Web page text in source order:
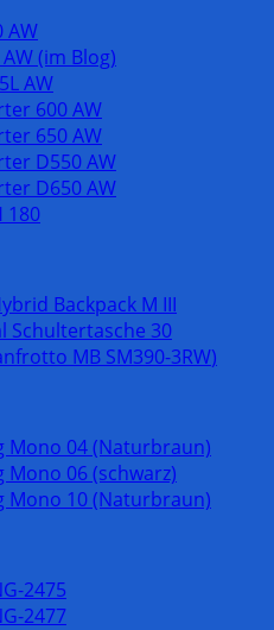
AW
(im Blog)
AW
600 AW
650 AW
D550 AW
D650 AW
180
Backpack M III
Schultertasche 30
MB SM390-3RW)
04 (Naturbraun)
06 (schwarz)
10 (Naturbraun)
2475
2477